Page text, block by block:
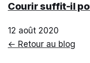
Courir suffit-il
12 août 2020
← Retour au blog